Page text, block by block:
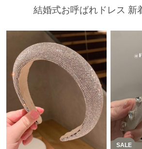
結婚式お呼ばれドレス 新
SALE